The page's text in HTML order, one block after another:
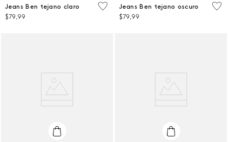
38
Jeans Ben tejano claro
$79,99
38
Jeans Ben tejano oscuro
$79,99